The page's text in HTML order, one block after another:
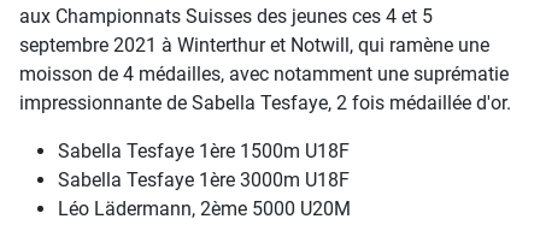
aux Championnats Suisses des jeunes ces 4 et 5
septembre 2021 à Winterthur et Notwill, qui ramène une
moisson de 4 médailles, avec notamment une suprématie
impressionnante de Sabella Tesfaye, 2 fois médaillée d'or.
Sabella Tesfaye 1ère 1500m U18F
Sabella Tesfaye 1ère 3000m U18F
Léo Lädermann, 2ème 5000 U20M